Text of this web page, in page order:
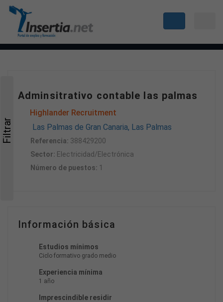
Adminsitrativo contable las palmas
Highlander Recruitment
Las Palmas de Gran Canaria, Las Palmas
Referencia: 388429200
Sector: Electricidad/Electrónica
Número de puestos: 1
Información básica
Estudios mínimos
Ciclo formativo grado medio
Experiencia mínima
1 año
Imprescindible residir
Filtrar